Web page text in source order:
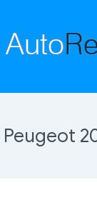
Peugeot